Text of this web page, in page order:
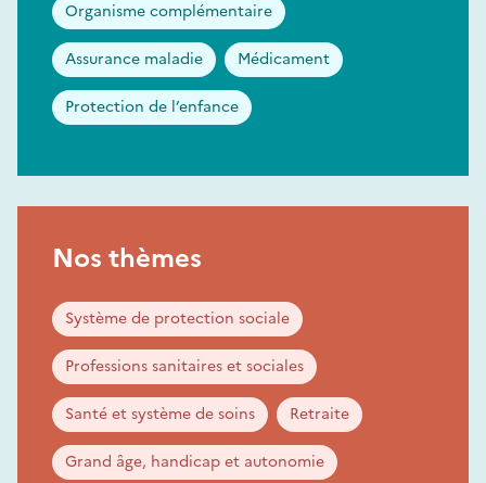
Organisme complémentaire
Assurance maladie Médicament
Protection de l’enfance
Nos thèmes
Système de protection sociale
Professions sanitaires et sociales
Santé et système de soins Retraite
Grand âge, handicap et autonomie